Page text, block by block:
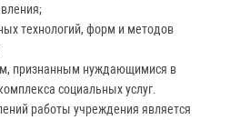
технологий, форм и методов
признанным нуждающимися в
социальных услуг.
работы учреждения является